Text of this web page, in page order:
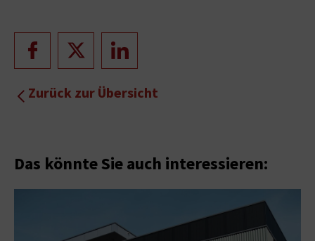
Zurück zur Übersicht
Das könnte Sie auch interessieren: